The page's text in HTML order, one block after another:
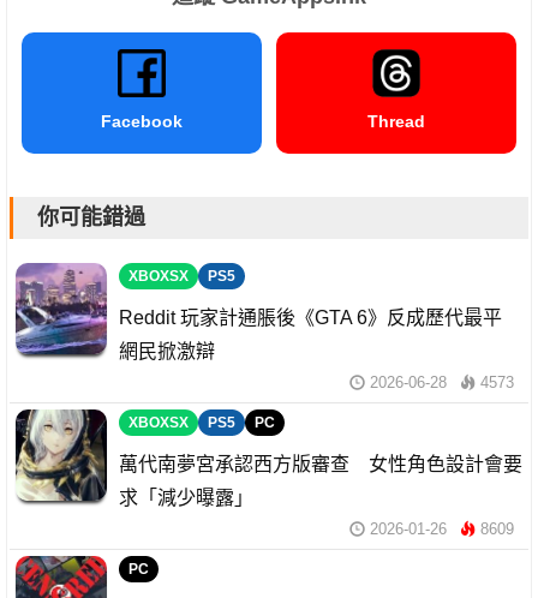
Facebook Thread
你可能錯過
XBOXSX PS5
Reddit 玩家計通脹後《GTA 6》反成歷代最平
網民掀激辯
2026-06-28 4573
XBOXSX PS5 PC
萬代南夢宮承認西方版審查 女性角色設計會要
求「減少曝露」
2026-01-26 8609
PC